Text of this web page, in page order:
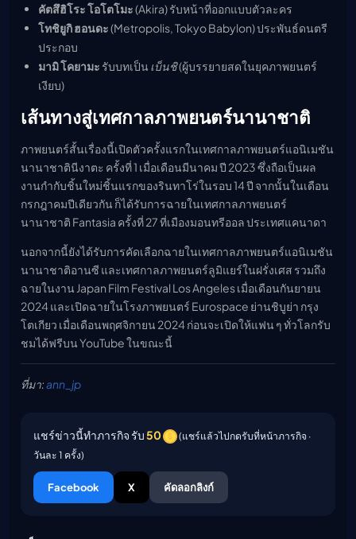
คัตสึฮิโระ โอโตโมะ(Akira) รับหน้าที่ออกแบบตัวละคร
โทชิยูกิ ฮอนดะ(Metropolis, Tokyo Babylon) ประพันธ์ดนตรี
ประกอบ
มามิ โคยามะ รับบทเป็น เบ็นชิ(ผู้บรรยายสดในยุคภาพยนตร์
เงียบ)
เส้นทางสู่เทศกาลภาพยนตร์นานาชาติ
ภาพยนตร์สั้นเรื่องนี้เปิดตัวครั้งแรกในเทศกาลภาพยนตร์แอนิเมชัน
นานาชาตินีงาตะ ครั้งที่ 1 เมื่อเดือนมีนาคม ปี 2023 ซึ่งถือเป็นผล
งานกำกับชิ้นใหม่ชิ้นแรกของรินทาโร่ในรอบ 14 ปี จากนั้นในเดือน
กรกฎาคมปีเดียวกัน ก็ได้รับการฉายในเทศกาลภาพยนตร์
นานาชาติ Fantasia ครั้งที่ 27 ที่เมืองมอนทรีออล ประเทศแคนาดา
นอกจากนี้ยังได้รับการคัดเลือกฉายในเทศกาลภาพยนตร์แอนิเมชัน
นานาชาติอานซี และเทศกาลภาพยนตร์ลูมิแยร์ในฝรั่งเศส รวมถึง
ฉายในงาน Japan Film Festival Los Angeles เมื่อเดือนกันยายน
2024 และเปิดฉายในโรงภาพยนตร์ Eurospace ย่านชิบูย่า กรุง
โตเกียว เมื่อเดือนพฤศจิกายน 2024 ก่อนจะเปิดให้แฟน ๆ ทั่วโลกรับ
ชมได้ฟรีบน YouTube ในขณะนี้
ที่มา:ann_jp
แชร์ข่าวนี้ทำภารกิจ รับ50
(แชร์แล้วไปกดรับที่หน้าภารกิจ ·
วันละ 1 ครั้ง)
Facebook X คัดลอกลิงก์